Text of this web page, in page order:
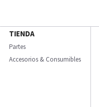
TIENDA
Partes
Accesorios & Consumibles